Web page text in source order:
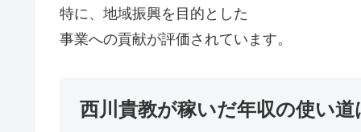
特に、地域振興を目的とした
事業への貢献が評価されています。
西川貴教が稼いだ年収の使い道